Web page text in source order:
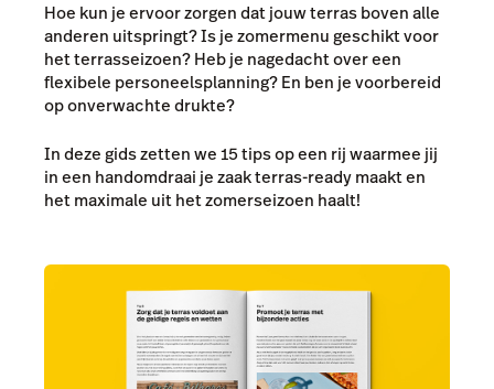
Hoe kun je ervoor zorgen dat jouw terras boven alle
anderen uitspringt? Is je zomermenu geschikt voor
het terrasseizoen? Heb je nagedacht over een
flexibele personeelsplanning? En ben je voorbereid
op onverwachte drukte?
In deze gids zetten we 15 tips op een rij waarmee jij
in een handomdraai je zaak terras-ready maakt en
het maximale uit het zomerseizoen haalt!